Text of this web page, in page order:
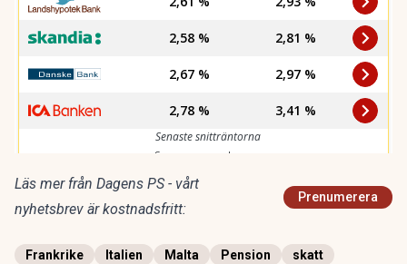
Läs mer från Dagens PS - vårt
nyhetsbrev är kostnadsfritt:
Prenumerera
Frankrike Italien Malta Pension skatt